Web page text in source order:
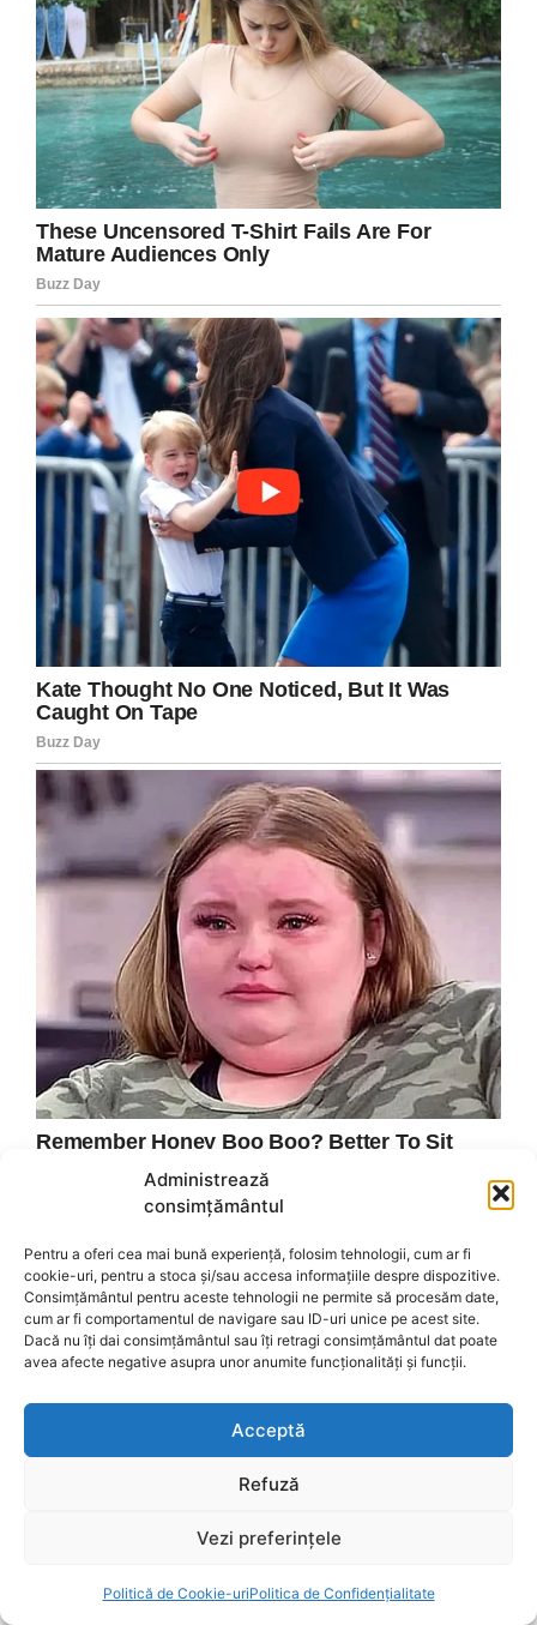
Administrează
consimțământul
Pentru a oferi cea mai bună experiență, folosim tehnologii, cum ar fi
cookie-uri, pentru a stoca și/sau accesa informațiile despre dispozitive.
Consimțământul pentru aceste tehnologii ne permite să procesăm date,
cum ar fi comportamentul de navigare sau ID-uri unice pe acest site.
Dacă nu îți dai consimțământul sau îți retragi consimțământul dat poate
avea afecte negative asupra unor anumite funcționalități și funcții.
Acceptă
Refuză
Vezi preferințele
Politică de Cookie-uriPolitica de Confidențialitate